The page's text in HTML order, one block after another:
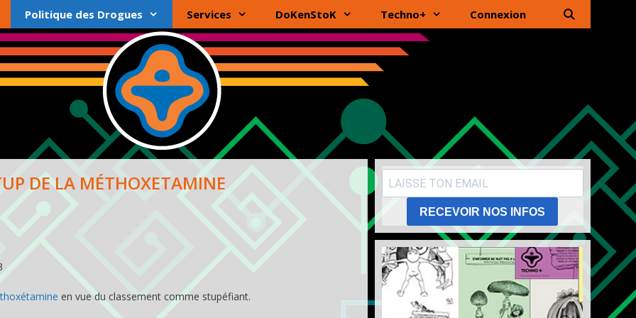
Politique des Drogues Services DoKenStoK Techno+ Connexion
DE LA MÉTHOXETAMINE
en vue du classement comme stupéfiant.
RECEVOIR NOS INFOS